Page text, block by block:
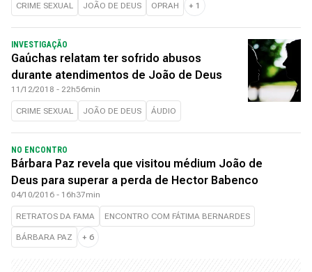
CRIME SEXUAL JOÃO DE DEUS OPRAH + 1
INVESTIGAÇÃO
Gaúchas relatam ter sofrido abusos
durante atendimentos de João de Deus
11/12/2018 - 22h56min
CRIME SEXUAL JOÃO DE DEUS ÁUDIO
NO ENCONTRO
Bárbara Paz revela que visitou médium João de
Deus para superar a perda de Hector Babenco
04/10/2016 - 16h37min
RETRATOS DA FAMA ENCONTRO COM FÁTIMA BERNARDES
BÁRBARA PAZ + 6